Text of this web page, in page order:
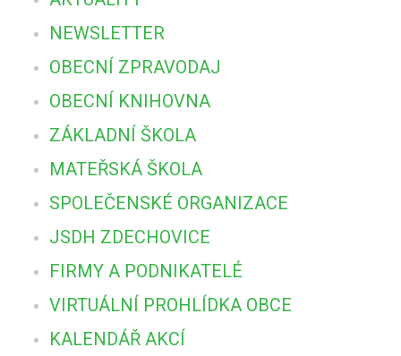
NEWSLETTER
OBECNÍ ZPRAVODAJ
OBECNÍ KNIHOVNA
ZÁKLADNÍ ŠKOLA
MATEŘSKÁ ŠKOLA
SPOLEČENSKÉ ORGANIZACE
JSDH ZDECHOVICE
FIRMY A PODNIKATELÉ
VIRTUÁLNÍ PROHLÍDKA OBCE
KALENDÁŘ AKCÍ